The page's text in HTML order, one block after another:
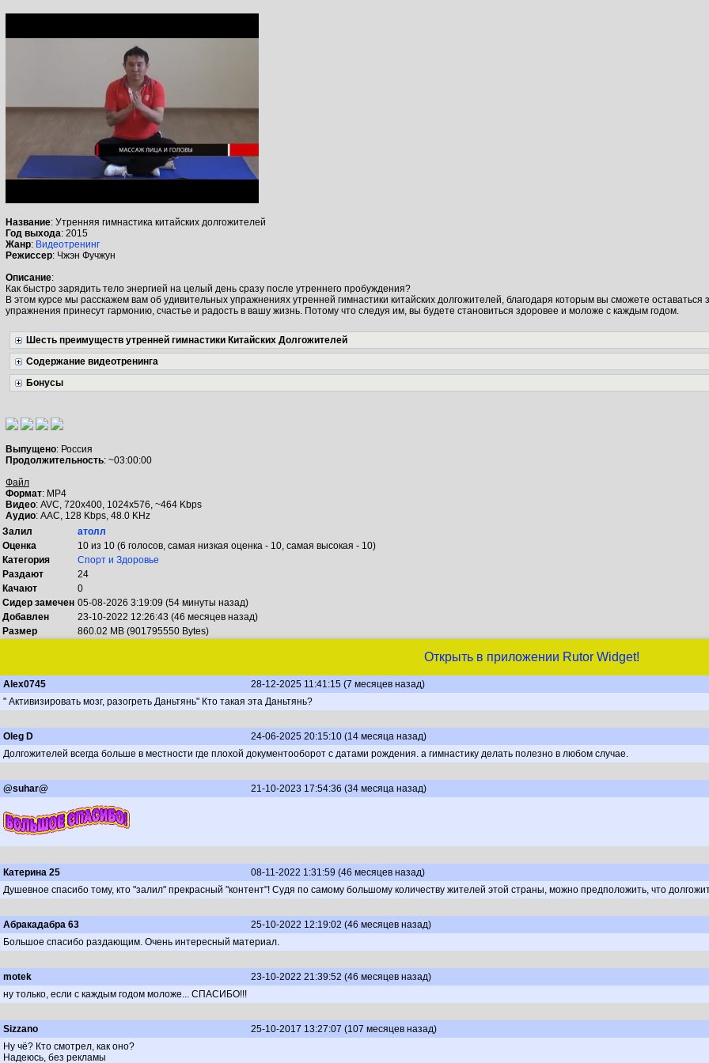
Название: Утренняя гимнастика китайских долгожителей
Год выхода: 2015
Жанр: Видеотренинг
Режиссер: Чжэн Фучжун
Описание:
Как быстро зарядить тело энергией на целый день сразу после утреннего пробуждения?
В этом курсе мы расскажем вам об удивительных упражнениях утренней гимнастики китайских долгожителей, благодаря которым вы сможете
упражнения принесут гармонию, счастье и радость в вашу жизнь. Потому что следуя им, вы будете становиться здоровее и моложе с каждым годом.
Шесть преимуществ утренней гимнастики Китайских Долгожителей
Содержание видеотренинга
Бонусы
Выпущено: Россия
Продолжительность: ~03:00:00
Файл
Формат: MP4
Видео: AVC, 720x400, 1024x576, ~464 Kbps
Аудио: AAC, 128 Kbps, 48.0 KHz
Залил
атолл
Оценка
10 из 10 (6 голосов, самая низкая оценка - 10, самая высокая - 10)
Категория
Спорт и Здоровье
Раздают
24
Качают
0
Сидер замечен 05-08-2026 3:19:09 (54 минуты назад)
Добавлен
23-10-2022 12:26:43 (46 месяцев назад)
Размер
860.02 MB (901795550 Bytes)
Открыть в приложении Rutor Widget!
Alex0745 28-12-2025 11:41:15 (7 месяцев назад)
" Активизировать мозг, разогреть Даньтянь" Кто такая эта Даньтянь?
Oleg D 24-06-2025 20:15:10 (14 месяца назад)
Долгожителей всегда больше в местности где плохой документооборот с датами рождения. а гимнастику делать полезно в любом случае.
@suhar@ 21-10-2023 17:54:36 (34 месяца назад)
Катерина 25 08-11-2022 1:31:59 (46 месяцев назад)
Душевное спасибо тому, кто "залил" прекрасный "контент"! Судя по самому большому количеству жителей этой страны, можно предположить, что
Абракадабра 63 25-10-2022 12:19:02 (46 месяцев назад)
Большое спасибо раздающим. Очень интересный материал.
motek 23-10-2022 21:39:52 (46 месяцев назад)
ну только, если с каждым годом моложе... СПАСИБО!!!
Sizzano
25-10-2017 13:27:07 (107 месяцев назад)
Ну чё? Кто смотрел, как оно?
Надеюсь, без рекламы